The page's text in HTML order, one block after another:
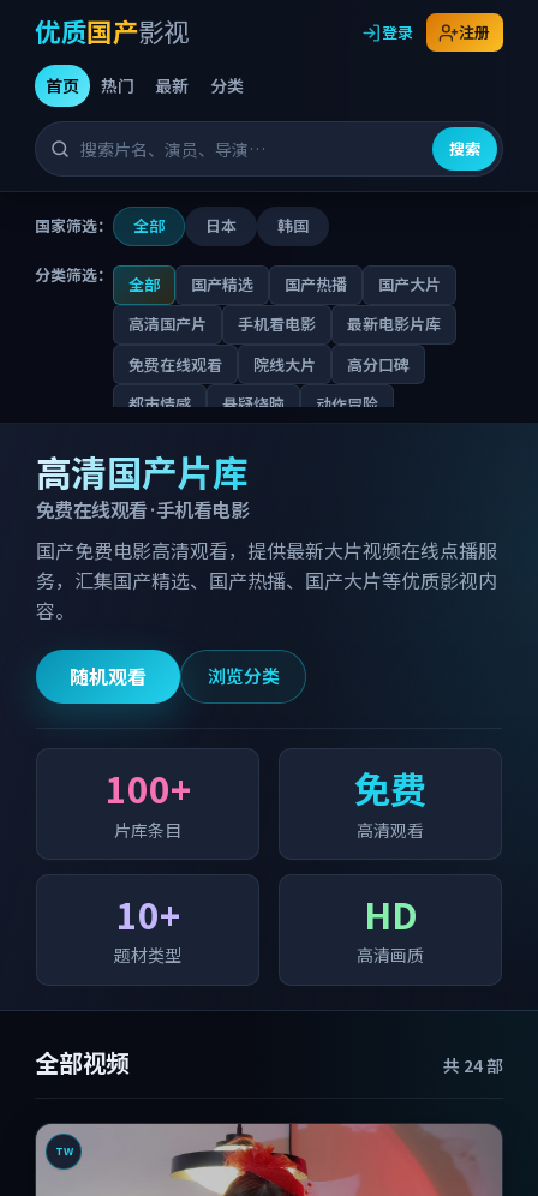
优质国产影视
首页 热门 最新 分类
搜索
登录 注册
国家筛选： 全部 日本 韩国
分类筛选： 全部 国产精选 国产热播
国产大片
高清国产片
手机看电影
最新电影片库
免费在线观看
院线大片
高分口碑
都市情感
悬疑烧脑
动作冒险
犯罪警匪
战争史诗
优质国产影视
高清国产片库
免费在线观看 · 手机看电影
国产免费电影高清观看，提供最新大片视频在线点播服
务，汇集国产精选、国产热播、国产大片等优质影视内
容。
随机观看 浏览分类
100+
片库条目
免费
高清观看
10+
题材类型
HD
高清画质
全部视频 共 24部
TW